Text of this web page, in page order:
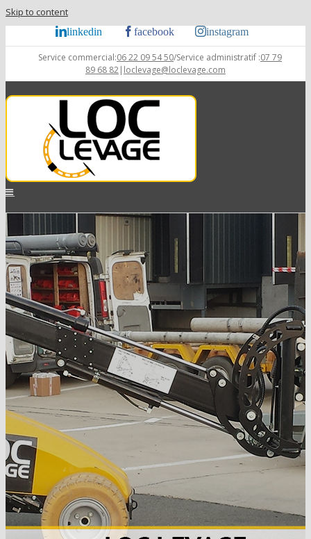
Skip to content
linkedin facebook instagram
Service commercial:06 22 09 54 50/Service administratif :07 79
89 68 82| loclevage@loclevage.com